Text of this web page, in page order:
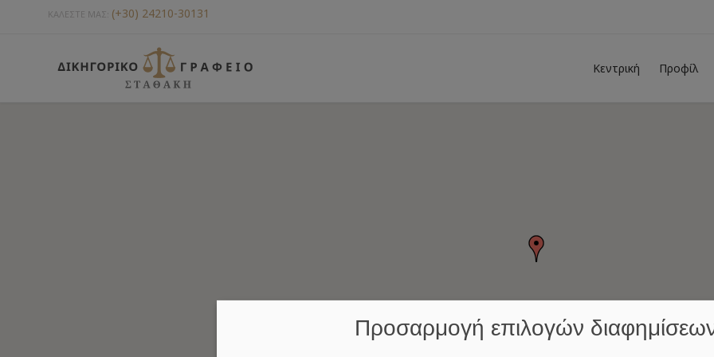
ΚΑΛΕΣΤΕ ΜΑΣ: (+30) 24210-30131
Κεντρική Προφίλ
Προσαρμογή επιλογών